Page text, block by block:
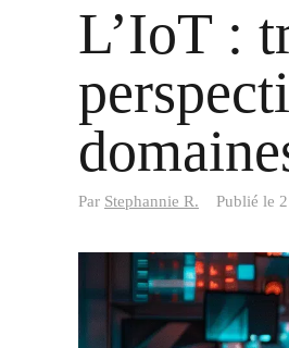
L’IoT :
Par Stephannie R. Publié le